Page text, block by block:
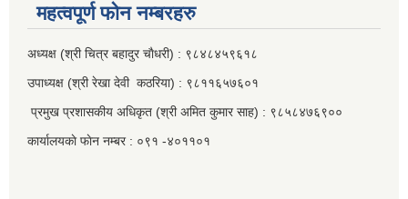
महत्वपूर्ण फाेन नम्बरहरु
अध्यक्ष (श्री चित्र बहादुर चाैधरी) : ९८४८४५९६१८
उपाध्यक्ष (श्री रेखा देवी कठरिया) : ९८११६५७६०१
प्रमुख प्रशासकीय अधिकृत (श्री अमित कुमार साह) : ९८५८४७६९००
कार्यालयकाे फाेन नम्बर : ०९१ -४०११०१